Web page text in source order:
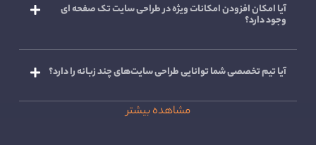
آیا امکان افزودن امکانات ویژه در طراحی سایت تک صفحه ای
وجود دارد؟
آیا تیم تخصصی شما توانایی طراحی سایت‌های چند زبانه را دارد؟